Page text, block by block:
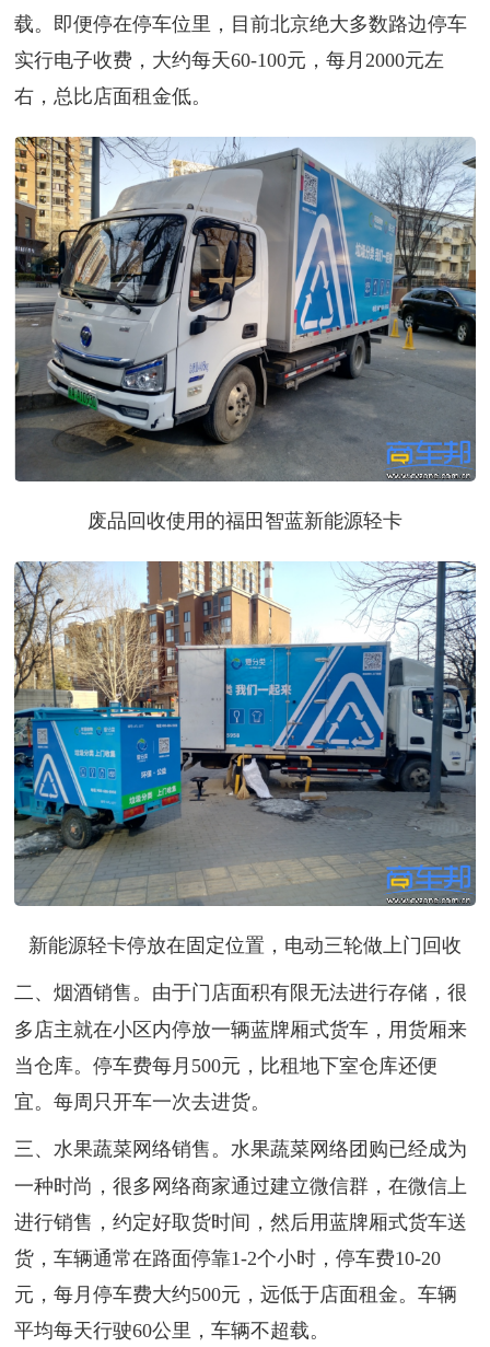
载。即便停在停车位里，目前北京绝大多数路边停车
实行电子收费，大约每天60-100元，每月2000元左
右，总比店面租金低。
废品回收使用的福田智蓝新能源轻卡
新能源轻卡停放在固定位置，电动三轮做上门回收
二、烟酒销售。 由于门店面积有限无法进行存储，很
多店主就在小区内停放一辆蓝牌厢式货车，用货厢来
当仓库。停车费每月500元，比租地下室仓库还便
宜。每周只开车一次去进货。
三、水果蔬菜网络销售。 水果蔬菜网络团购已经成为
一种时尚，很多网络商家通过建立微信群，在微信上
进行销售，约定好取货时间，然后用蓝牌厢式货车送
货，车辆通常在路面停靠1-2个小时，停车费10-20
元，每月停车费大约500元，远低于店面租金。车辆
平均每天行驶60公里，车辆不超载。